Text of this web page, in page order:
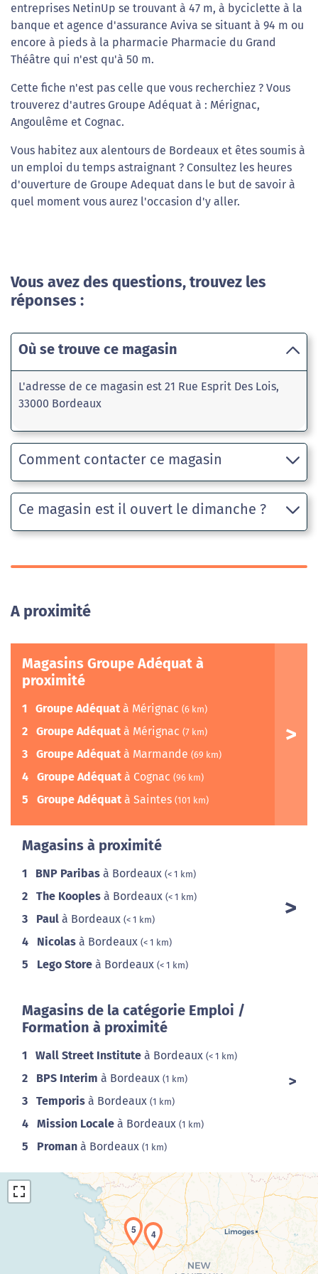
entreprises NetinUp se trouvant à 47 m, à byciclette à la
banque et agence d'assurance Aviva se situant à 94 m ou
encore à pieds à la pharmacie Pharmacie du Grand
Théâtre qui n'est qu'à 50 m.
Cette fiche n'est pas celle que vous recherchiez ? Vous
trouverez d'autres Groupe Adéquat à : Mérignac,
Angoulême et Cognac.
Vous habitez aux alentours de Bordeaux et êtes soumis à
un emploi du temps astraignant ? Consultez les heures
d'ouverture de Groupe Adequat dans le but de savoir à
quel moment vous aurez l'occasion d'y aller.
Vous avez des questions, trouvez les
réponses :
Où se trouve ce magasin
L'adresse de ce magasin est 21 Rue Esprit Des Lois,
33000 Bordeaux
Comment contacter ce magasin
Ce magasin est il ouvert le dimanche ?
A proximité
Magasins Groupe Adéquat à
proximité
1 Groupe Adéquat à Mérignac (6 km)
2 Groupe Adéquat à Mérignac (7 km)
3 Groupe Adéquat à Marmande (69 km)
4 Groupe Adéquat à Cognac (96 km)
5 Groupe Adéquat à Saintes (101 km)
Magasins à proximité
1 BNP Paribas à Bordeaux (< 1 km)
2 The Kooples à Bordeaux (< 1 km)
3 Paul à Bordeaux (< 1 km)
4 Nicolas à Bordeaux (< 1 km)
5 Lego Store à Bordeaux (< 1 km)
Magasins de la catégorie Emploi /
Formation à proximité
1 Wall Street Institute à Bordeaux (< 1 km)
2 BPS Interim à Bordeaux (1 km)
3 Temporis à Bordeaux (1 km)
4 Mission Locale à Bordeaux (1 km)
5 Proman à Bordeaux (1 km)
4
5